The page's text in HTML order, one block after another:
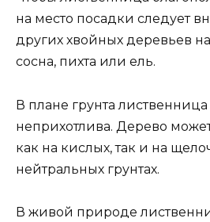
на место посадки следует
других хвойных деревьев
сосна, пихта или ель.
В плане грунта
неприхотлива. Дерево
как на кислых, так и на
нейтральных грунтах.
В живой природе